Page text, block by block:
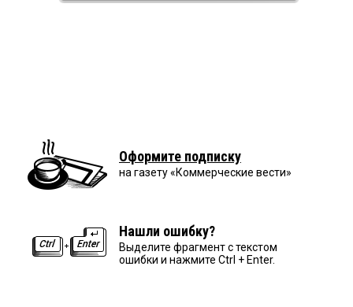
Оформите подписку
на газету «Коммерческие вести»
Нашли ошибку?
Выделите фрагмент с текстом
ошибки и нажмите Ctrl + Enter.